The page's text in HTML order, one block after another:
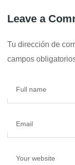
Leave a
Tu dirección de
campos
Full name
Email
Your website